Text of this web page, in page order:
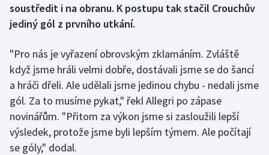
Golf
Házená
Jezdectví
Judo
soustředit i na obranu. K postupu tak stačil Crouchův
jediný gól z prvního utkání.
"Pro nás je vyřazení obrovským zklamáním. Zvláště
když jsme hráli velmi dobře, dostávali jsme se do šancí
a hráči dřeli. Ale udělali jsme jedinou chybu - nedali jsme
gól. Za to musíme pykat," řekl Allegri po zápase
novinářům. "Přitom za výkon jsme si zasloužili lepší
výsledek, protože jsme byli lepším týmem. Ale počítají
se góly," dodal.